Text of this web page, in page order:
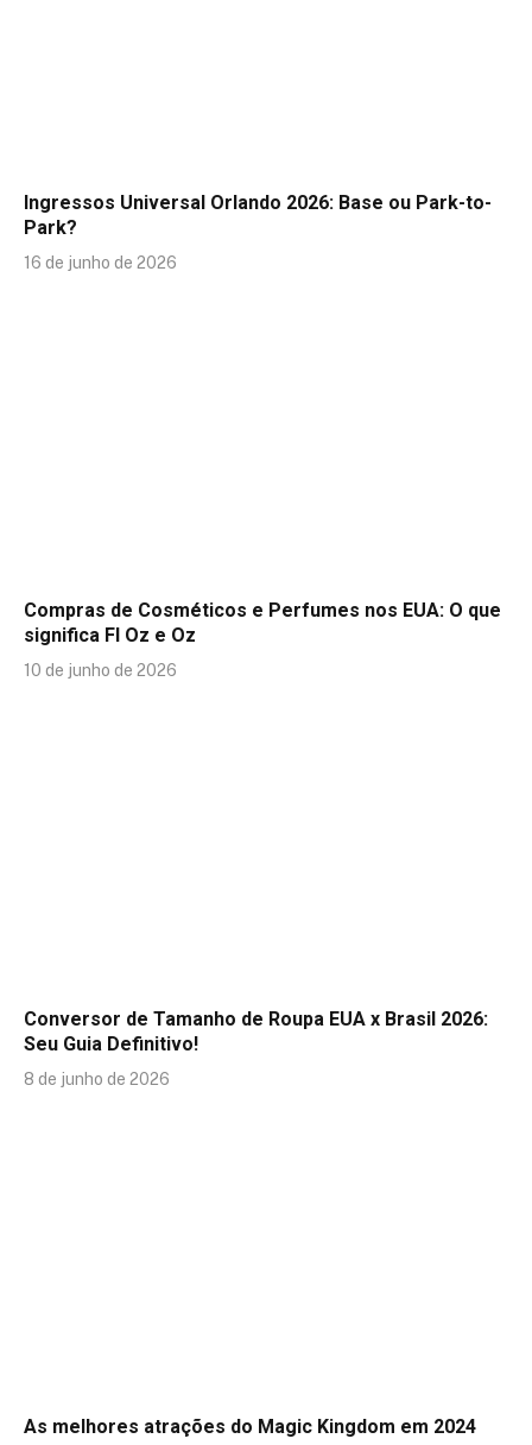
Ingressos Universal Orlando 2026: Base ou Park-to-
Park?
16 de junho de 2026
Compras de Cosméticos e Perfumes nos EUA: O que
significa Fl Oz e Oz
10 de junho de 2026
Conversor de Tamanho de Roupa EUA x Brasil 2026:
Seu Guia Definitivo!
8 de junho de 2026
As melhores atrações do Magic Kingdom em 2024